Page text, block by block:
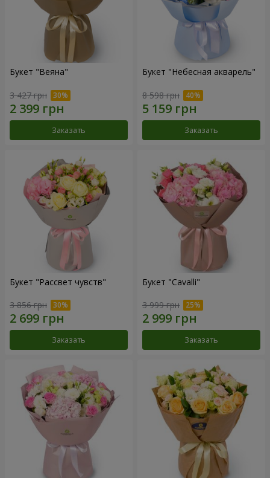
Букет "Веяна"
3 427 грн
Заказать
Букет "Небесная акварель"
8 598 грн
Заказать
Букет "Рассвет чувств"
3 856 грн
Заказать
Букет "Cаvalli"
3 999 грн
Заказать